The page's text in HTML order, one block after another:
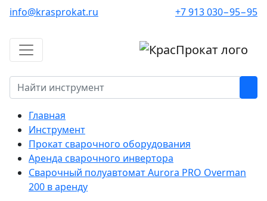
info@krasprokat.ru +7 913 030−95−95
Главная
Инструмент
Прокат сварочного оборудования
Аренда сварочного инвертора
Сварочный полуавтомат Aurora PRO Overman
200 в аренду